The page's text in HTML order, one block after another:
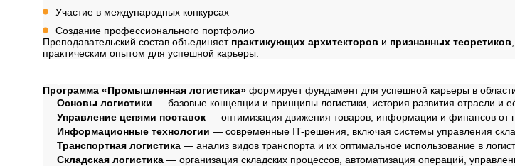
Участие в международных конкурсах
Создание профессионального портфолио
Преподавательский состав объединяет практикующих архитекторов и признанных теоретиков
практическим опытом для успешной карьеры.
Программа «Промышленная логистика»формирует фундамент для успешной карьеры в
Основы логистики — базовые концепции и принципы логистики, история развития отрасли и
Управление цепями поставок— оптимизация движения товаров, информации и финансов от
Информационные технологии — современные IT-решения, включая системы управления
Транспортная логистика— анализ видов транспорта и их оптимальное использование в
Складская логистика— организация складских процессов, автоматизация операций,